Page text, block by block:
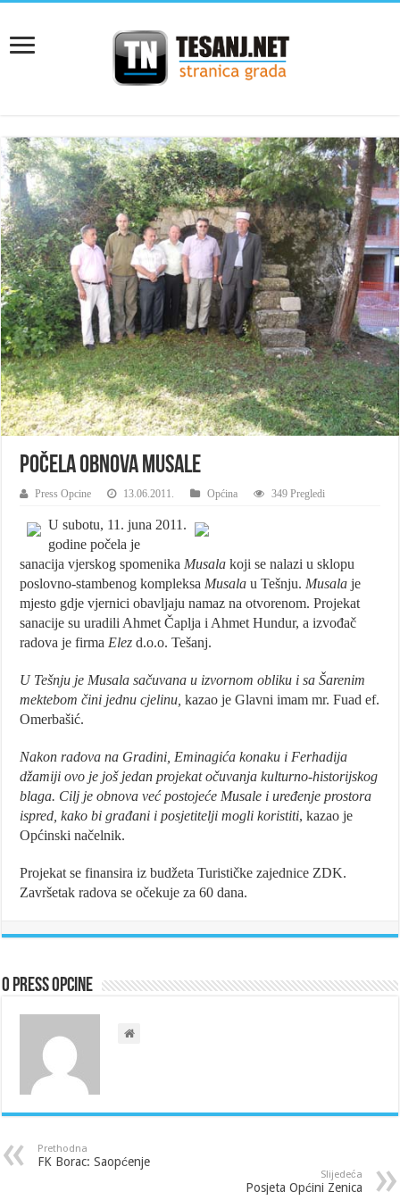
Počela obnova Musale
Press Opcine 13.06.2011. Općina 349 Pregledi
U subotu, 11. juna 2011.
godine počela je
sanacija vjerskog spomenika Musala koji se nalazi u sklopu
poslovno-stambenog kompleksa Musala u Tešnju. Musala je
mjesto gdje vjernici obavljaju namaz na otvorenom. Projekat
sanacije su uradili Ahmet Čaplja i Ahmet Hundur, a izvođač
radova je firma Elez d.o.o. Tešanj.
U Tešnju je Musala sačuvana u izvornom obliku i sa Šarenim
mektebom čini jednu cjelinu, kazao je Glavni imam mr. Fuad ef.
Omerbašić.
Nakon radova na Gradini, Eminagića konaku i Ferhadija
džamiji ovo je još jedan projekat očuvanja kulturno-historijskog
blaga. Cilj je obnova već postojeće Musale i uređenje prostora
ispred, kako bi građani i posjetitelji mogli koristiti, kazao je
Općinski načelnik.
Projekat se finansira iz budžeta Turističke zajednice ZDK.
Završetak radova se očekuje za 60 dana.
O Press Opcine
Prethodna
FK Borac: Saopćenje
Slijedeća
Posjeta Općini Zenica